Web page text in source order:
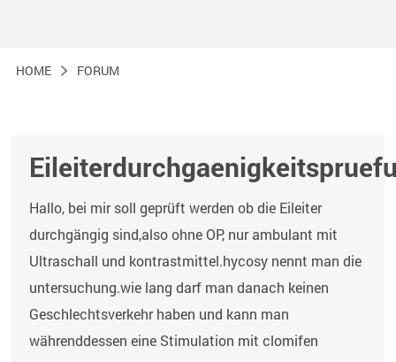
HOME FORUM
Hallo, bei mir soll geprüft werden ob die Eileiter
durchgängig sind,also ohne OP, nur ambulant mit
Ultraschall und kontrastmittel.hycosy nennt man die
untersuchung.wie lang darf man danach keinen
Geschlechtsverkehr haben und kann man
währenddessen eine Stimulation mit clomifen